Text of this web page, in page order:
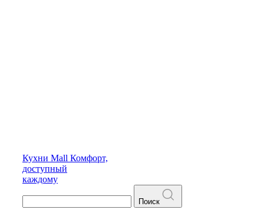
Кухни Mall Комфорт,
доступный
каждому
Поиск